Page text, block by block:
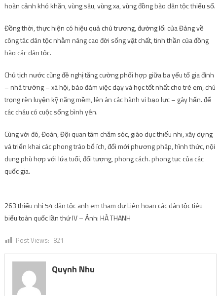
hoàn cảnh khó khăn, vùng sâu, vùng xa, vùng đồng bào dân tộc thiểu số.
Đồng thời, thực hiện có hiệu quả chủ trương, đường lối của Đảng về
công tác dân tộc nhằm nâng cao đời sống vật chất, tinh thần của đồng
bào các dân tộc.
Chủ tịch nước cũng đề nghị tăng cường phối hợp giữa ba yếu tố gia đình
– nhà trường – xã hội, bảo đảm việc dạy và học tốt nhất cho trẻ em, chú
trọng rèn luyện kỹ năng mềm, lên án các hành vi bạo lực – gây hấn. để
các cháu có cuộc sống bình yên.
Cùng với đó, Đoàn, Đội quan tâm chăm sóc, giáo dục thiếu nhi, xây dựng
và triển khai các phong trào bổ ích, đổi mới phương pháp, hình thức, nội
dung phù hợp với lứa tuổi, đối tượng, phong cách. phong tục của các
quốc gia.
263 thiếu nhi 54 dân tộc anh em tham dự Liên hoan các dân tộc tiêu
biểu toàn quốc lần thứ IV – Ảnh: HÀ THANH
Post Views: 821
Quynh Nhu